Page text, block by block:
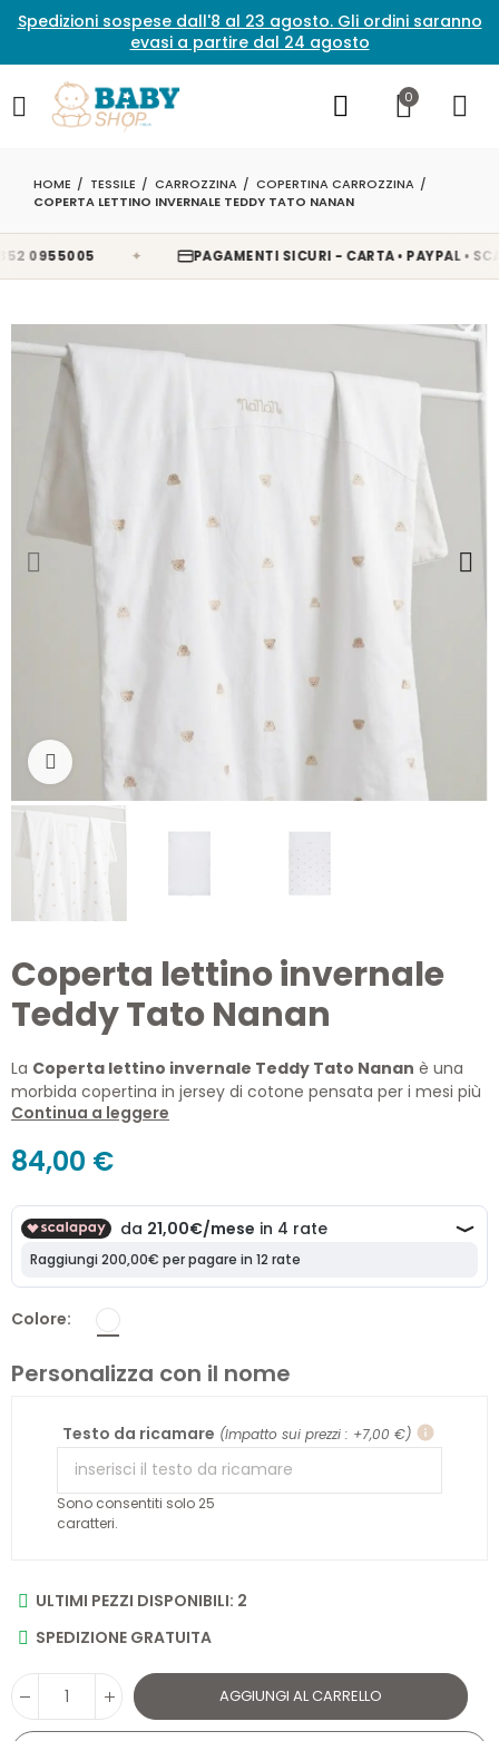
Spedizioni sospese dall'8 al 23 agosto. Gli ordini saranno
evasi a partire dal 24 agosto
0
HOME TESSILE CARROZZINA
COPERTINA CARROZZINA
COPERTA LETTINO INVERNALE TEDDY TATO NANAN
0955005 PAGAMENTI SICURI - CARTA • PAYPAL •
Clicca per ingrandire
Coperta lettino invernale
Teddy Tato Nanan
La Coperta lettino invernale Teddy Tato Nanan è una
morbida copertina in jersey di cotone pensata per i mesi più
freddi. Decorata con cuori ricamati e l'applicazione del dolce
di calore e comfort durante il riposo.
Continua a leggere
84,00 €
Colore
Personalizza con il nome
Testo da ricamare (Impatto sui prezzi : +7,00 €) info
Sono consentiti solo 25
caratteri.
ULTIMI PEZZI DISPONIBILI: 2
SPEDIZIONE GRATUITA
AGGIUNGI AL CARRELLO